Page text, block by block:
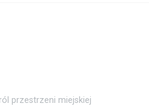
przestrzeni miejskiej